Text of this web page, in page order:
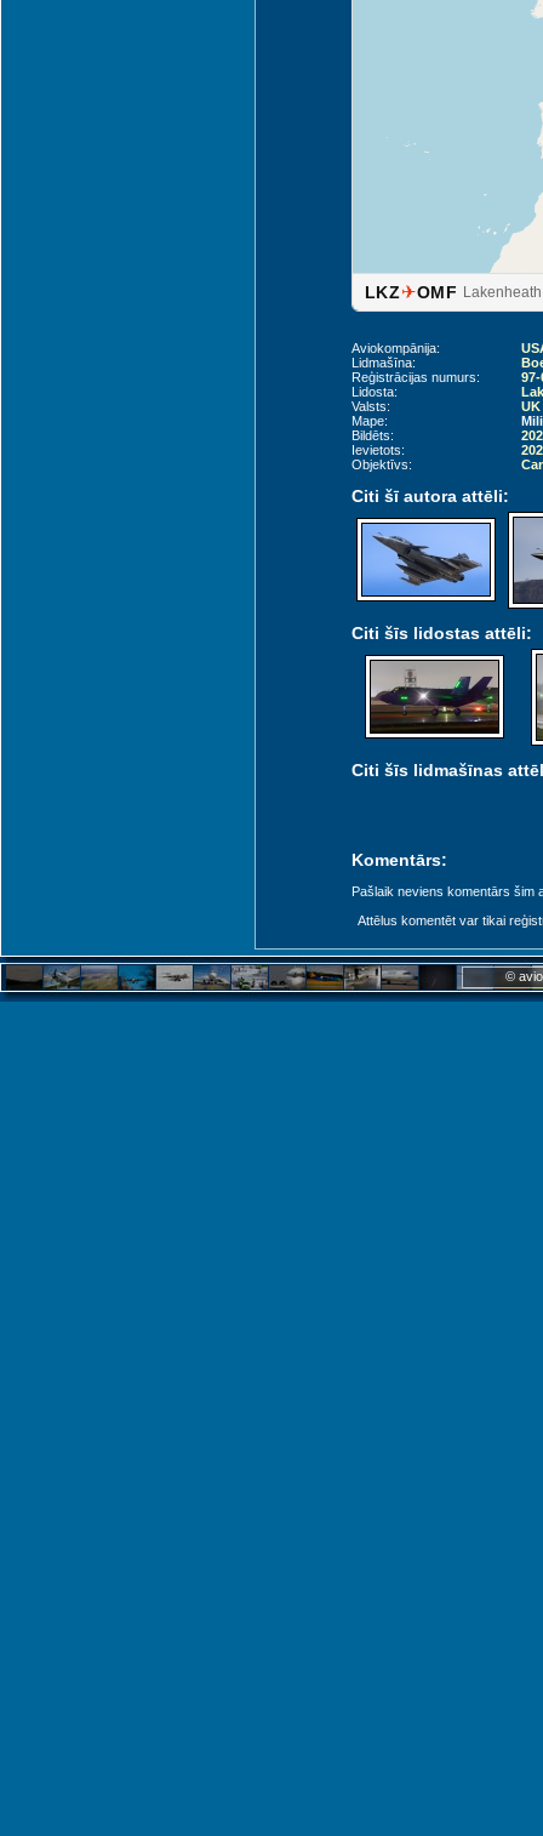
LKZ✈OMF
Aviokompānija:
Lidmašīna:
Reģistrācijas numurs:
97-
Lidosta:
Valsts:
Mape:
Bildēts:
Ievietots:
Objektīvs:
Citi šī autora attēli:
Citi šīs lidostas attēli:
Citi šīs lidmašīnas
Komentārs:
Pašlaik neviens komentārs šim
Attēlus komentēt var tikai
©